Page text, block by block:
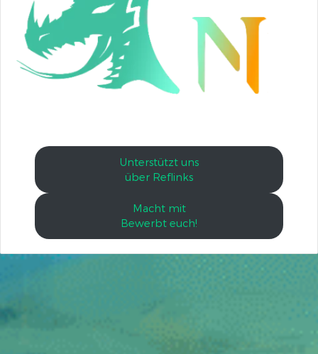
Unterstützt uns
über Reflinks
Macht mit
Bewerbt euch!